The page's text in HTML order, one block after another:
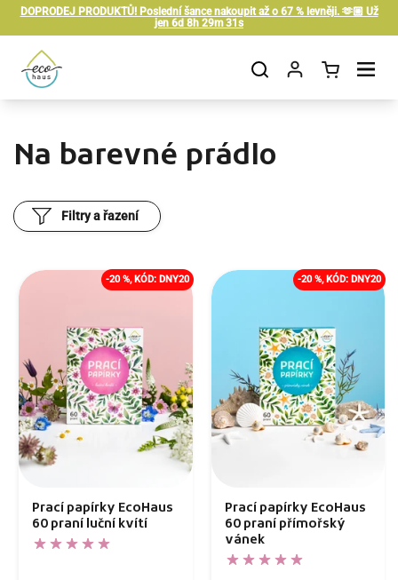
Přeskočit na obsah
DOPRODEJ PRODUKTŮ! Poslední šance nakoupit až o 67 % levněji. 🫶🏼 Už
jen 6d 8h 29m 30s
Otevřít košíkOtevřít nabídku
Na barevné prádlo
Filtry a řazení
Prací papírky EcoHaus
60 praní luční kvítí
-20 %, KÓD: DNY20
Prací papírky EcoHaus
60 praní přímořský
vánek
-20 %, KÓD: DNY20